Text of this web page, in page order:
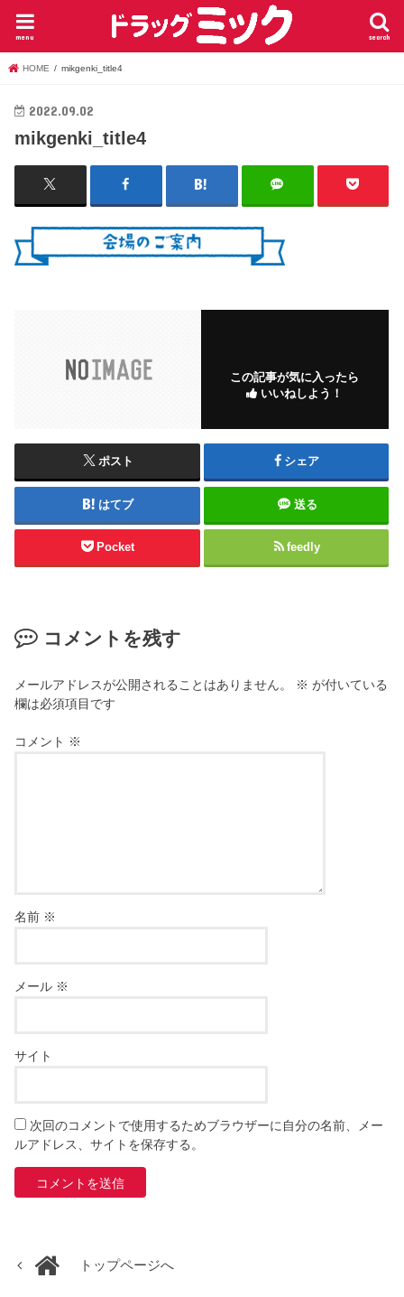
search
menu
HOME mikgenki_title4
2022.09.02
mikgenki_title4
この記事が気に入ったら
いいねしよう！
ポスト シェア
はてブ 送る
Pocket feedly
コメントを残す
メールアドレスが公開されることはありません。 ※ が付いている
欄は必須項目です
コメント ※
名前 ※
メール ※
サイト
次回のコメントで使用するためブラウザーに自分の名前、メー
ルアドレス、サイトを保存する。
トップページへ